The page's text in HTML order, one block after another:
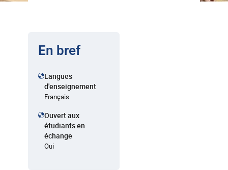
En bref
Langues
d'enseignement
Français
Ouvert aux
étudiants en
échange
Oui